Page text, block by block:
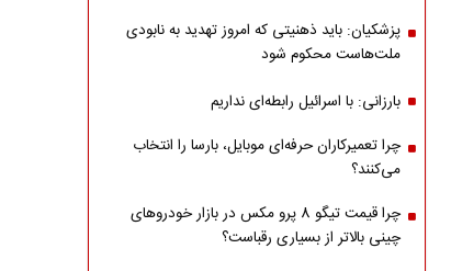
پزشکیان: باید ذهنیتی که امروز تهدید به نابودی
ملت‌هاست محکوم شود
بارزانی: با اسرائیل رابطه‌ای نداریم
چرا تعمیرکاران حرفه‌ای موبایل، بارسا را انتخاب
می‌کنند؟
چرا قیمت تیگو 8 پرو مکس در بازار خودروهای
چینی بالاتر از بسیاری رقباست؟